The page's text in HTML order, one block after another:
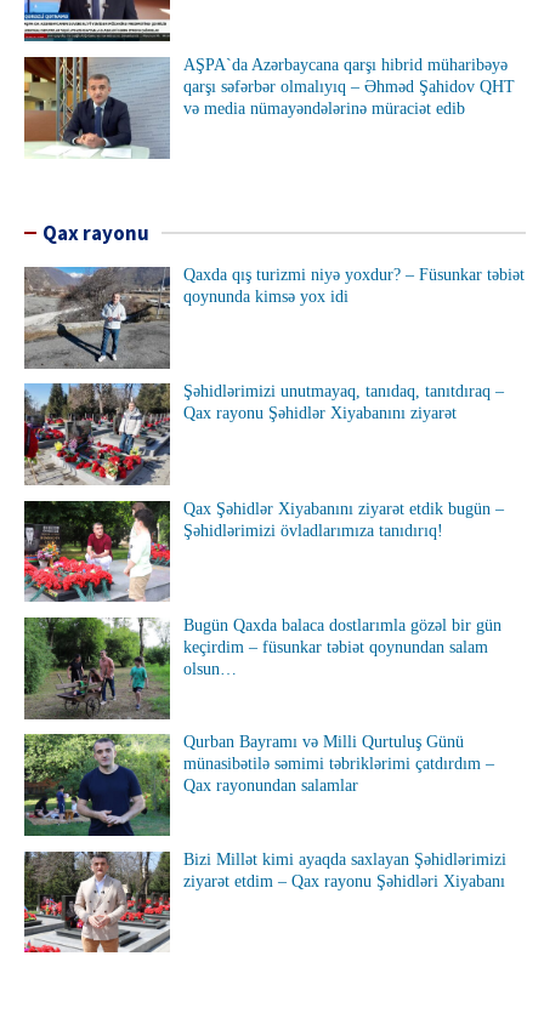
AŞPA`da Azərbaycana qarşı hibrid müharibəyə
qarşı səfərbər olmalıyıq – Əhməd Şahidov QHT
və media nümayəndələrinə müraciət edib
Qax rayonu
Qaxda qış turizmi niyə yoxdur? – Füsunkar təbiət
qoynunda kimsə yox idi
Şəhidlərimizi unutmayaq, tanıdaq, tanıtdıraq –
Qax rayonu Şəhidlər Xiyabanını ziyarət
Qax Şəhidlər Xiyabanını ziyarət etdik bugün –
Şəhidlərimizi övladlarımıza tanıdırıq!
Bugün Qaxda balaca dostlarımla gözəl bir gün
keçirdim – füsunkar təbiət qoynundan salam
olsun…
Qurban Bayramı və Milli Qurtuluş Günü
münasibətilə səmimi təbriklərimi çatdırdım –
Qax rayonundan salamlar
Bizi Millət kimi ayaqda saxlayan Şəhidlərimizi
ziyarət etdim – Qax rayonu Şəhidləri Xiyabanı